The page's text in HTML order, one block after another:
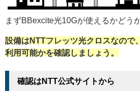
まずBBexcite光10Gが使えるかどう
設備はNTTフレッツ光クロスなので
利用可能かを確認しましょう。
確認はNTT公式サイトから